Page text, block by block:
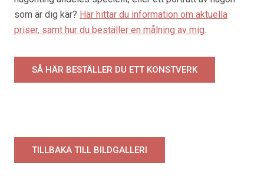
som är dig kär? Här hittar du information om aktuella
priser, samt hur du beställer en målning av mig.
SÅ HÄR BESTÄLLER DU ETT KONSTVERK
TILLBAKA TILL BILDGALLERI